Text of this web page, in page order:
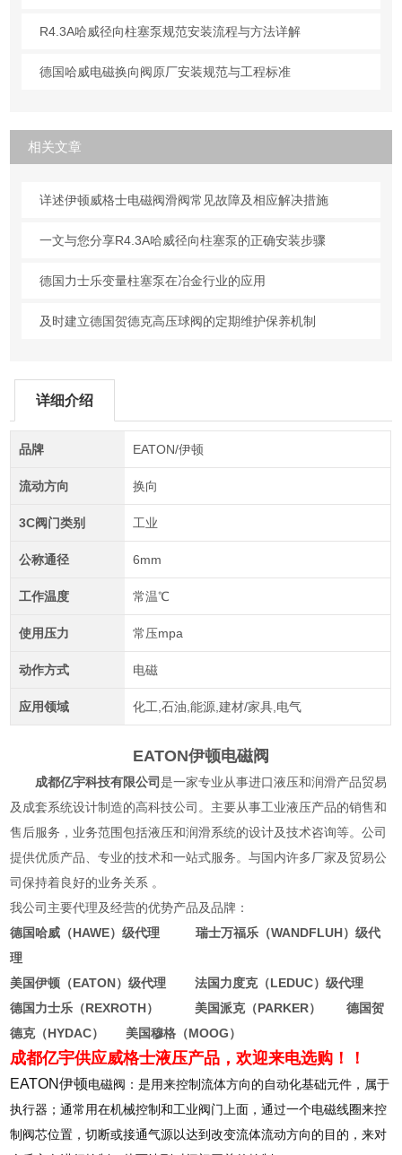
R4.3A哈威径向柱塞泵规范安装流程与方法详解
德国哈威电磁换向阀原厂安装规范与工程标准
相关文章
详述伊顿威格士电磁阀滑阀常见故障及相应解决措施
一文与您分享R4.3A哈威径向柱塞泵的正确安装步骤
德国力士乐变量柱塞泵在冶金行业的应用
及时建立德国贺德克高压球阀的定期维护保养机制
详细介绍
品牌 EATON/伊顿
流动方向 换向
3C阀门类别 工业
公称通径 6mm
工作温度 常温℃
使用压力 常压mpa
动作方式 电磁
应用领域 化工,石油,能源,建材/家具,电气
EATON伊顿电磁阀
成都亿宇科技有限公司是一家专业从事进口液压和润滑产品贸易
及成套系统设计制造的高科技公司。主要从事工业液压产品的销售和
售后服务，业务范围包括液压和润滑系统的设计及技术咨询等。公司
提供优质产品、专业的技术和一站式服务。与国内许多厂家及贸易公
司保持着良好的业务关系 。
我公司主要代理及经营的优势产品及品牌：
德国哈威（HAWE）级代理 瑞士万福乐（WANDFLUH）级代
理
美国伊顿（EATON）级代理 法国力度克（LEDUC）级代理
德国力士乐（REXROTH） 美国派克（PARKER） 德国贺
德克（HYDAC） 美国穆格（MOOG）
成都亿宇供应威格士液压产品，欢迎来电选购！！
EATON伊顿电磁阀：是用来控制流体方向的自动化基础元件，属于
执行器；通常用在机械控制和工业阀门上面，通过一个电磁线圈来控
制阀芯位置，切断或接通气源以达到改变流体流动方向的目的，来对